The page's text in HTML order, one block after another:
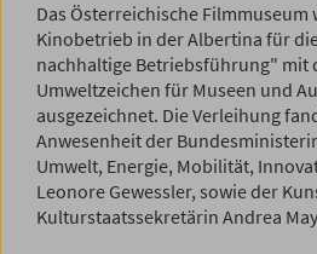
Das Österreichische Filmmuseum
Kinobetrieb in der Albertina für
nachhaltige Betriebsführung" mit
Umweltzeichen für Museen und
ausgezeichnet. Die Verleihung
Anwesenheit der
Umwelt, Energie, Mobilität,
Leonore Gewessler, sowie der
Kulturstaatssekretärin Andrea